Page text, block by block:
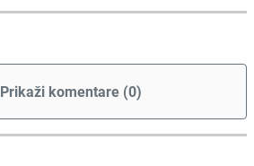
Prikaži komentare (0)